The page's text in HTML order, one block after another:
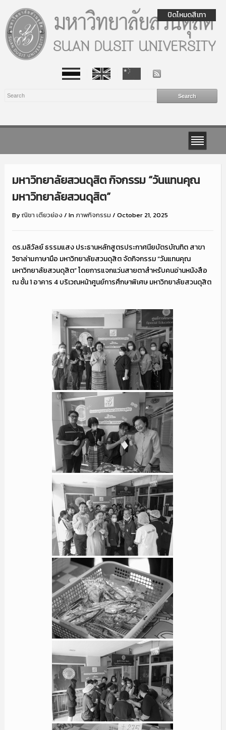
มหาวิทยาลัยสวนดุสิต กิจกรรม “วันแทนคุณ
มหาวิทยาลัยสวนดุสิต”
Byณิชา เตียวย่อง / Inภาพกิจกรรม / October 21, 2025
ดร.มลิวัลย์ ธรรมแสง ประธานหลักสูตรประกาศนียบัตรบัณทิต สาขา
วิชาล่ามภาษามือ มหาวิทยาลัยสวนดุสิต จัดกิจกรรม “วันแทนคุณ
มหาวิทยาลัยสวนดุสิต” โดยการแจกแว่นสายตาสำหรับคนอ่านหนังสือ
ณ ชั้น 1 อาคาร 4 บริเวณหน้าศูนย์การศึกษาพิเศษ มหาวิทยาลัยสวนดุสิต
ปิดโหมดสีเทา